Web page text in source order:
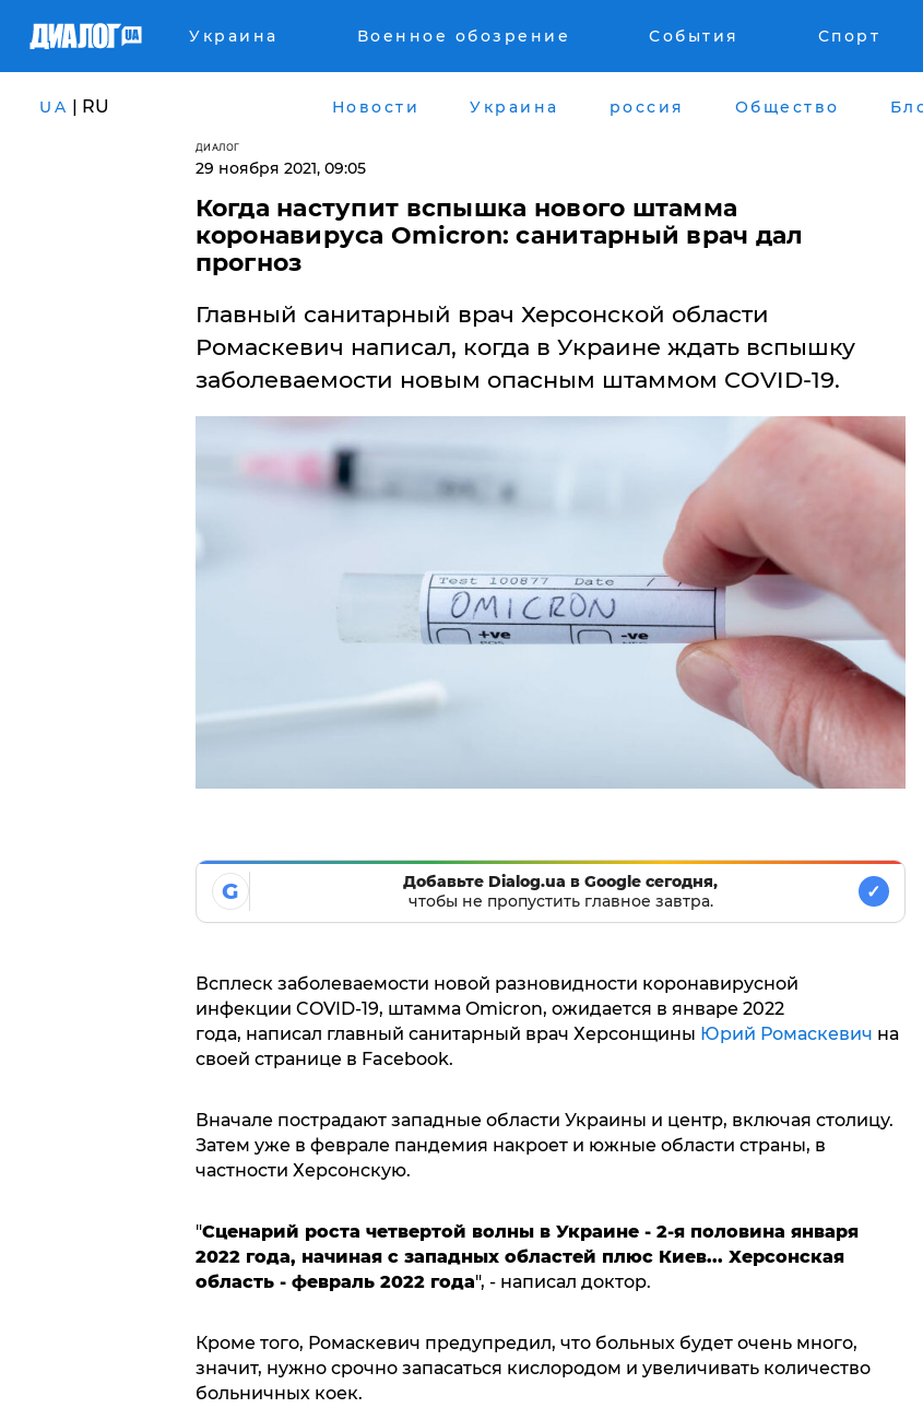
Украина Военное обозрение События Спорт
UA | RU Новости Украина россия Общество
ДИАЛОГ
29 ноября 2021, 09:05
Когда наступит вспышка нового штамма
коронавируса Omicron: санитарный врач дал
прогноз
Главный санитарный врач Херсонской области
Ромаскевич написал, когда в Украине ждать вспышку
заболеваемости новым опасным штаммом COVID-19.
G
Добавьте Dialog.ua в Google сегодня,
чтобы не пропустить главное завтра.
✓
Всплеск заболеваемости новой разновидности коронавирусной
инфекции COVID-19, штамма Omicron, ожидается в январе 2022
года, написал главный санитарный врач Херсонщины Юрий Ромаскевич на
своей странице в Facebook.
Вначале пострадают западные области Украины и центр, включая столицу.
Затем уже в феврале пандемия накроет и южные области страны, в
частности Херсонскую.
"Сценарий роста четвертой волны в Украине - 2-я половина января
2022 года, начиная с западных областей плюс Киев... Херсонская
область - февраль 2022 года", - написал доктор.
Кроме того, Ромаскевич предупредил, что больных будет очень много,
значит, нужно срочно запасаться кислородом и увеличивать количество
больничных коек.